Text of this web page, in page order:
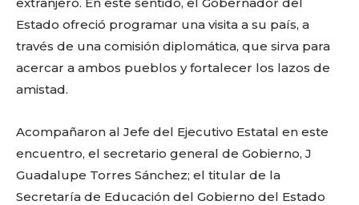
Facebook
Twitter
EmailWhatsApp
Copy
Link
Gmail
Telegram
Don't miss
out!
Sing up for our newsletter
to stay in the loop.
Estado ofreció programar una visita a su país, a
través de una comisión diplomática, que sirva para
acercar a ambos pueblos y fortalecer los lazos de
amistad.
Acompañaron al Jefe del Ejecutivo Estatal en este
encuentro, el secretario general de Gobierno, J
Guadalupe Torres Sánchez; el titular de la
Secretaría de Educación del Gobierno del Estado